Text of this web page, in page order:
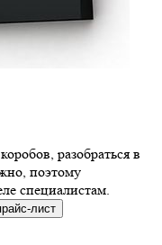
разобраться в
поэтому
специалистам.
лист